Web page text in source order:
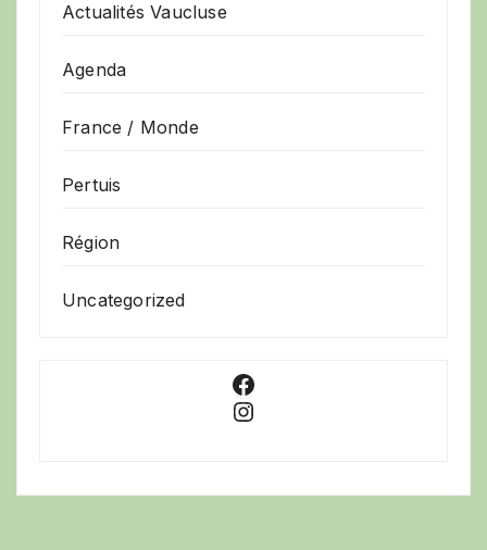
Actualités Vaucluse
Agenda
France / Monde
Pertuis
Région
Uncategorized
Facebook
Instagram